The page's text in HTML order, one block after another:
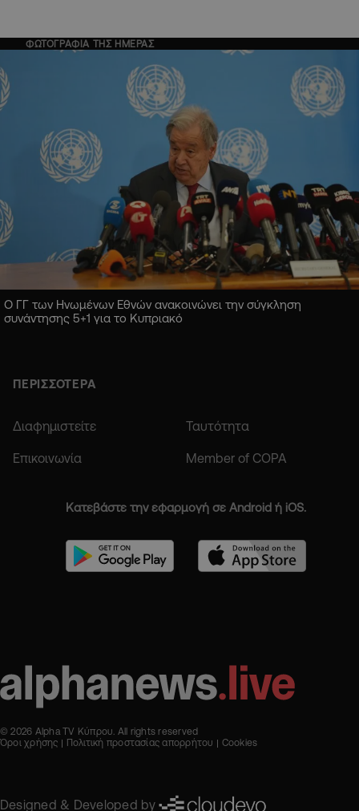
ΦΩΤΟΓΡΑΦΙΑ ΤΗΣ ΗΜΕΡΑΣ
Ο ΓΓ των Ηνωμένων Εθνών ανακοινώνει την σύγκληση
συνάντησης 5+1 για το Κυπριακό
ΠΕΡΙΣΣΟΤΕΡΑ
Διαφημιστείτε Ταυτότητα
Επικοινωνία Member of COPA
Κατεβάστε την εφαρμογή σε Android ή iOS.
© 2026 Alpha TV Κύπρου. All rights reserved
Όροι χρήσης
Πολιτική προστασίας απορρήτου Cookies
Designed & Developed by